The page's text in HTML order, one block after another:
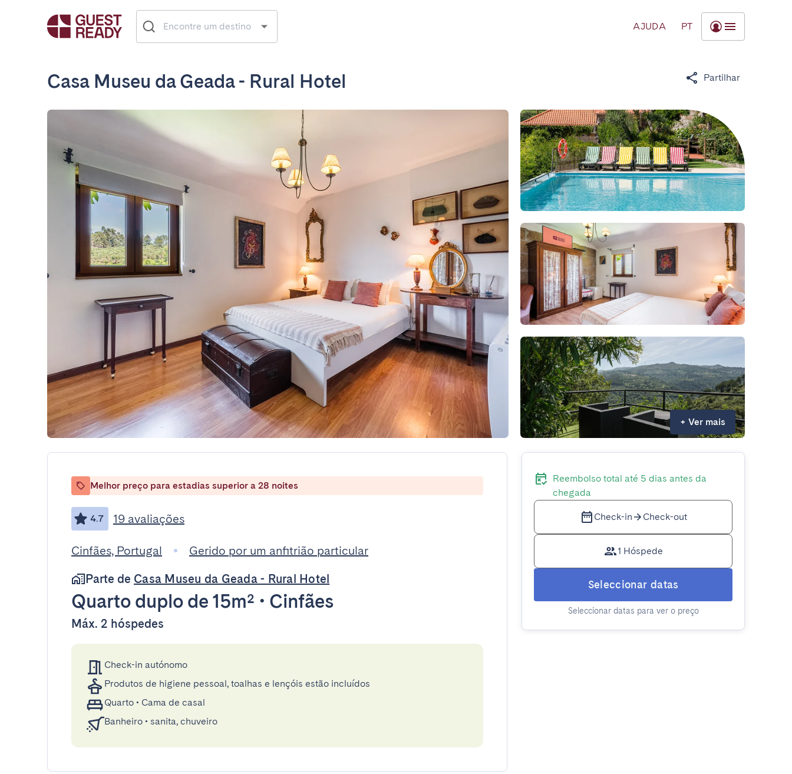
AJUDA PT
Casa Museu da Geada - Rural Hotel Partilhar
+ Ver mais
Melhor preço para estadias superior a 28 noites
4.7 19 avaliações
Cinfães, Portugal
Gerido por um anfitrião particular
Parte de Casa Museu da Geada - Rural Hotel
Quarto duplo de 15m² • Cinfães
Máx. 2 hóspedes
Check-in autónomo
Produtos de higiene pessoal, toalhas e lençóis estão incluídos
Quarto • Cama de casal
Banheiro • sanita, chuveiro
Reembolso total até 5 dias antes da
chegada
Check-in Check-out
1 Hóspede
Seleccionar datas
Seleccionar datas para ver o preço